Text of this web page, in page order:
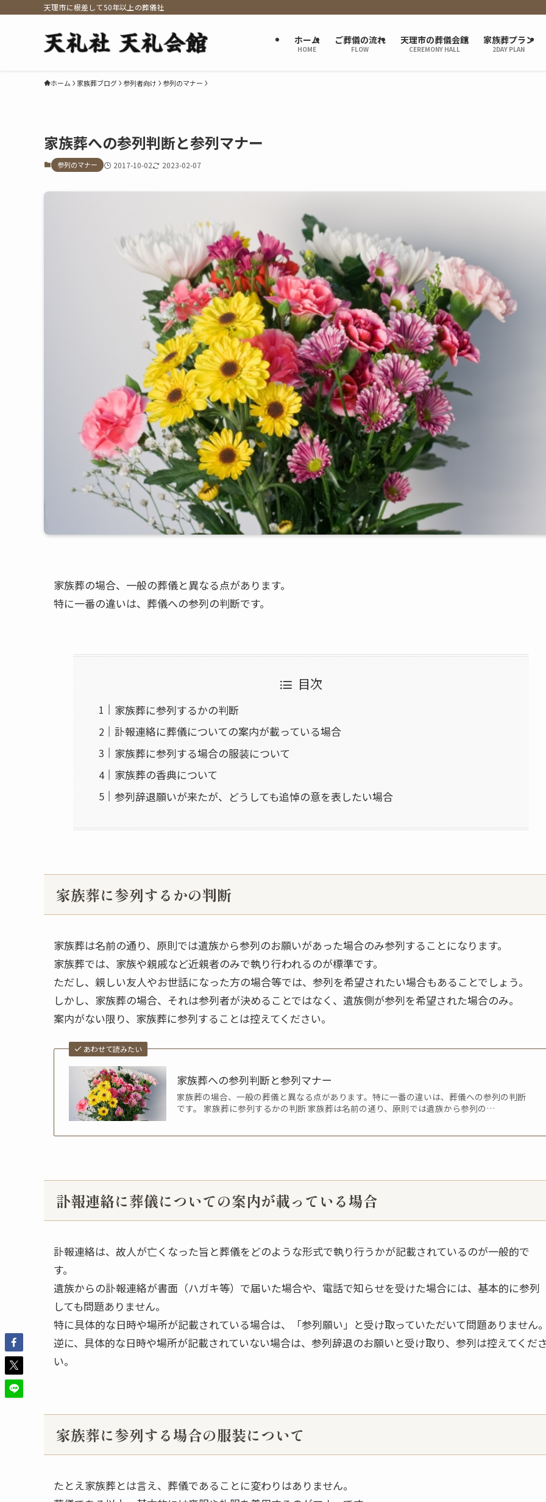
天理市に根差して50年以上の葬儀社
ホーム
HOME
ご葬儀の流れ
FLOW
天理市の葬儀会館
CEREMONY HALL
家族葬プラン
2DAY PLAN
ホーム 家族葬ブログ 参列者向け 参列のマナー
家族葬への参列判断と参列マナー
参列のマナー 2017-10-02 2023-02-07
家族葬の場合、一般の葬儀と異なる点があります。
特に一番の違いは、葬儀への参列の判断です。
目次
家族葬に参列するかの判断
訃報連絡に葬儀についての案内が載っている場合
家族葬に参列する場合の服装について
家族葬の香典について
参列辞退願いが来たが、どうしても追悼の意を表したい場合
家族葬に参列するかの判断
家族葬は名前の通り、原則では遺族から参列のお願いがあった場合のみ参列することになります。
家族葬では、家族や親戚など近親者のみで執り行われるのが標準です。
ただし、親しい友人やお世話になった方の場合等では、参列を希望されたい場合もあることでしょう。
しかし、家族葬の場合、それは参列者が決めることではなく、遺族側が参列を希望された場合のみ。
案内がない限り、家族葬に参列することは控えてください。
あわせて読みたい
家族葬への参列判断と参列マナー
家族葬の場合、一般の葬儀と異なる点があります。特に一番の違いは、葬儀への参列の判断
です。 家族葬に参列するかの判断 家族葬は名前の通り、原則では遺族から参列の…
訃報連絡に葬儀についての案内が載っている場合
訃報連絡は、故人が亡くなった旨と葬儀をどのような形式で執り行うかが記載されているのが一般的で
す。
遺族からの訃報連絡が書面（ハガキ等）で届いた場合や、電話で知らせを受けた場合には、基本的に参列
しても問題ありません。
特に具体的な日時や場所が記載されている場合は、「参列願い」と受け取っていただいて問題ありません
逆に、具体的な日時や場所が記載されていない場合は、参列辞退のお願いと受け取り、参列は控えてくだ
い。
家族葬に参列する場合の服装について
たとえ家族葬とは言え、葬儀であることに変わりはありません。